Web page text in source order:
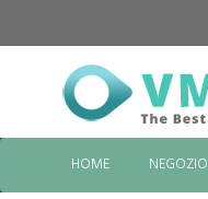
HOME NEGOZIO